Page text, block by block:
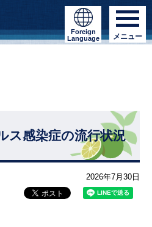
Foreign
Language
メニュー
ス感染症の流行状況
2026年7月30日